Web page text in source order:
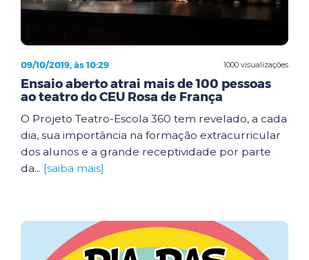
1000 visualizações
09/10/2019, às 10:29
Ensaio aberto atrai mais de 100 pessoas
ao teatro do CEU Rosa de França
O Projeto Teatro-Escola 360 tem revelado, a cada
dia, sua importância na formação extracurricular
dos alunos e a grande receptividade por parte
da... [saiba mais]